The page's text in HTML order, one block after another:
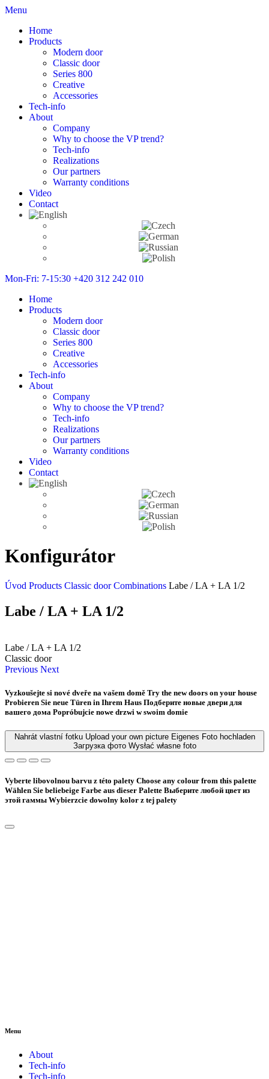
Menu
Home
Products
Modern door
Classic door
Series 800
Creative
Accessories
Tech-info
About
Company
Why to choose the VP trend?
Tech-info
Realizations
Our partners
Warranty conditions
Video
Contact
Mon-Fri: 7-15:30 +420 312 242 010
Home
Products
Modern door
Classic door
Series 800
Creative
Accessories
Tech-info
About
Company
Why to choose the VP trend?
Tech-info
Realizations
Our partners
Warranty conditions
Video
Contact
Konfigurátor
Úvod Products Classic doorCombinations Labe / LA + LA 1/2
Labe / LA + LA 1/2
Labe / LA + LA 1/2
Classic door
Previous Next
Vyzkoušejte si nové dveře na vašem domě Try the new doors on your house
Probieren Sie neue Türen in Ihrem Haus Подберите новые двери для
вашего дома Popróbujcie nowe drzwi w swoim domie
Nahrát vlastní fotku Upload your own picture Eigenes Foto hochladen
Загрузка фото Wysłać własne foto
Vyberte libovolnou barvu z této palety Choose any colour from this palette
Wählen Sie beliebeige Farbe aus dieser Palette Bыберите любой цвет из
этой гаммы Wybierzcie dowolny kolor z tej palety
Menu
About
Tech-info
Tech-info